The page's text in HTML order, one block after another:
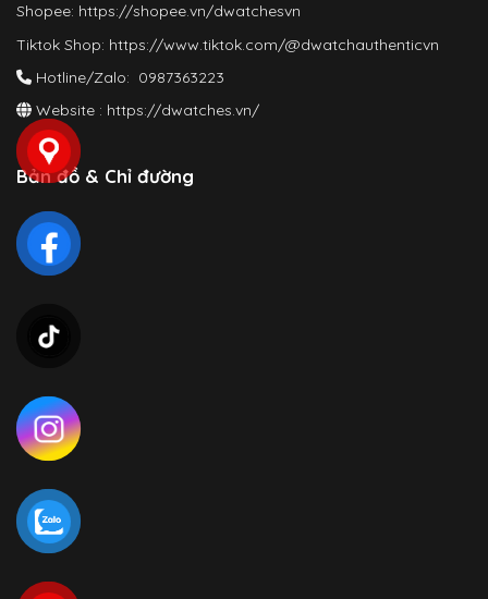
Shopee: https://shopee.vn/dwatchesvn
Tiktok Shop: https://www.tiktok.com/@dwatchauthenticvn
Hotline/Zalo: 0987363223
Website : https://dwatches.vn/
Bản đồ & Chỉ đường